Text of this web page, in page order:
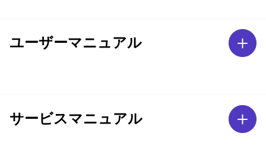
ユーザーマニュアル
サービスマニュアル